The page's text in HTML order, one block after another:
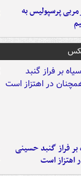
پرسپولیس به
بر فراز گنبد حسینی
اهتزاز است